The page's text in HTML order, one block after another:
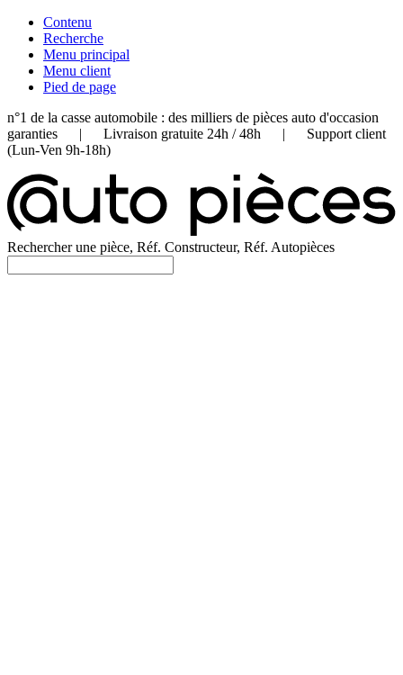
Contenu
Recherche
Menu principal
Menu client
Pied de page
n°1 de la casse automobile : des milliers de pièces auto d'occasion
garanties | Livraison gratuite 24h / 48h | Support client
(Lun-Ven 9h-18h)
Rechercher une pièce, Réf. Constructeur, Réf. Autopièces